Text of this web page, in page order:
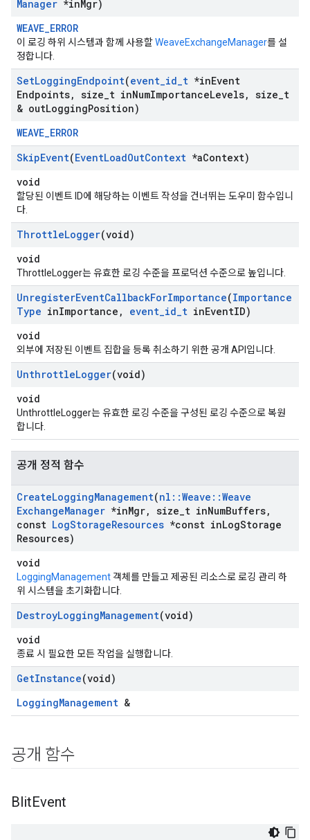
Manager *inMgr)
WEAVE_ERROR
이 로깅 하위 시스템과 함께 사용할WeaveExchangeManager를 설
정합니다.
SetLoggingEndpoint(event_id_t *inEvent
Endpoints, size t inNumImportanceLevels, size t
& outLoggingPosition)
WEAVE_ERROR
SkipEvent(EventLoadOutContext *aContext)
void
할당된 이벤트 ID에 해당하는 이벤트 작성을 건너뛰는 도우미 함수입니
다.
ThrottleLogger(void)
void
ThrottleLogger는 유효한 로깅 수준을 프로덕션 수준으로 높입니다.
UnregisterEventCallbackForImportance(Importance
Type inImportance , event_id_t inEventID)
void
외부에 저장된 이벤트 집합을 등록 취소하기 위한 공개 API입니다.
UnthrottleLogger(void)
void
UnthrottleLogger는 유효한 로깅 수준을 구성된 로깅 수준으로 복원
합니다.
공개 정적 함수
CreateLoggingManagement(nl ::Weave ::Weave
ExchangeManager *inMgr, size t inNumBuffers,
const LogStorageResources *const inLogStorage
Resources)
void
LoggingManagement 객체를 만들고 제공된 리소스로 로깅 관리 하
위 시스템을 초기화합니다.
DestroyLoggingManagement(void)
void
종료 시 필요한 모든 작업을 실행합니다.
GetInstance(void)
LoggingManagement &
공개 함수
BlitEvent